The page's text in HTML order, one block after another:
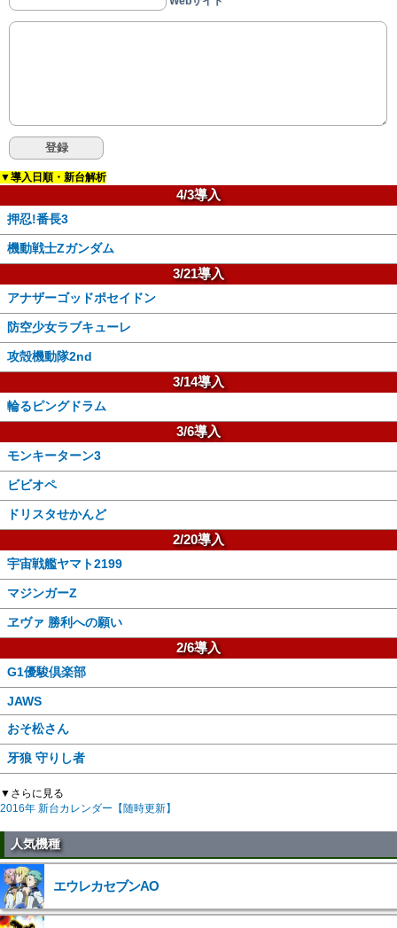
▼導入日順・新台解析
4/3導入
押忍!番長3
機動戦士Zガンダム
3/21導入
アナザーゴッドポセイドン
防空少女ラブキューレ
攻殻機動隊2nd
3/14導入
輪るピングドラム
3/6導入
モンキーターン3
ビビオペ
ドリスタせかんど
2/20導入
宇宙戦艦ヤマト2199
マジンガーZ
ヱヴァ 勝利への願い
2/6導入
G1優駿倶楽部
JAWS
おそ松さん
牙狼 守りし者
▼さらに見る
2016年 新台カレンダー【随時更新】
人気機種
エウレカセブンAO